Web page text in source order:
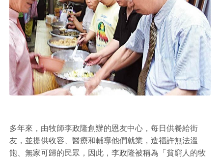
多年來，由牧師李政隆創辦的恩友中心，每日供餐給街
友，並提供收容、醫療和輔導他們就業，造福許無法溫
飽、無家可歸的民眾，因此，李政隆被稱為「貧窮人的牧